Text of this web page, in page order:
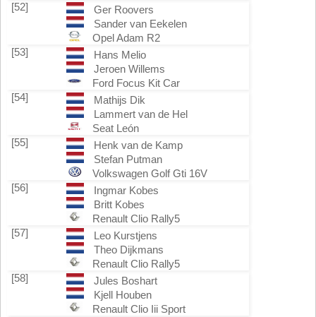
[52]
Ger Roovers
Sander van Eekelen
Opel Adam R2
[53]
Hans Melio
Jeroen Willems
Ford Focus Kit Car
[54]
Mathijs Dik
Lammert van de Hel
Seat León
[55]
Henk van de Kamp
Stefan Putman
Volkswagen Golf Gti 16V
[56]
Ingmar Kobes
Britt Kobes
Renault Clio Rally5
[57]
Leo Kurstjens
Theo Dijkmans
Renault Clio Rally5
[58]
Jules Boshart
Kjell Houben
Renault Clio Iii Sport